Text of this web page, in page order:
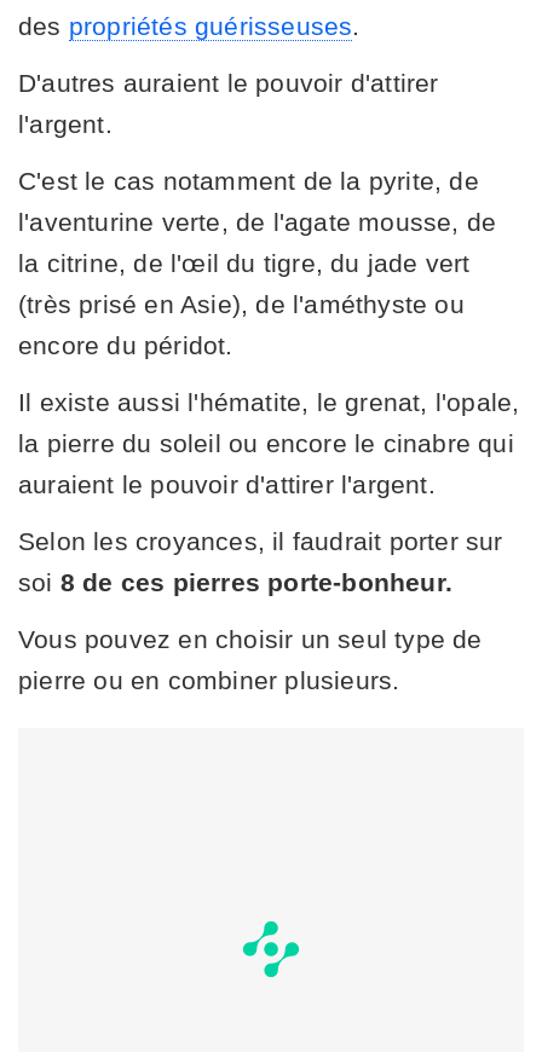
des propriétés guérisseuses
D'autres auraient le pouvoir d'attirer
l'argent.
C'est le cas notamment de la pyrite, de
l'aventurine verte, de l'agate mousse, de
la citrine, de l'œil du tigre, du jade vert
(très prisé en Asie), de l'améthyste ou
encore du péridot.
Il existe aussi l'hématite, le grenat, l'opale,
la pierre du soleil ou encore le cinabre qui
auraient le pouvoir d'attirer l'argent.
Selon les croyances, il faudrait porter sur
soi 8 de ces pierres porte-bonheur.
Vous pouvez en choisir un seul type de
pierre ou en combiner plusieurs.